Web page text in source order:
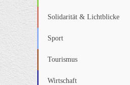
Solidarität & Lichtblicke
Sport
Tourismus
Wirtschaft